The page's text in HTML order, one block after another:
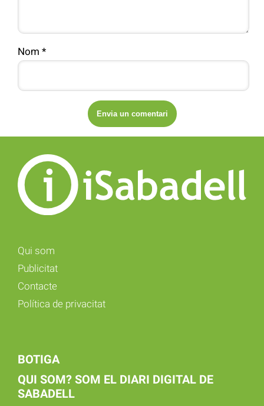
Nom *
Qui som
Publicitat
Contacte
Política de privacitat
BOTIGA
QUI SOM? SOM EL DIARI DIGITAL DE
SABADELL